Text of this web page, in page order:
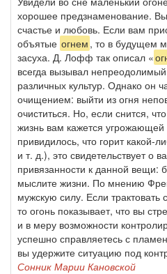
хорошее предзнаменование.
счастье и любовь. Если вам
объятые огнем , то в будущем
засуха. Д. Лофф так описал «
всегда вызывал
различных культур. Однако он
очищением: выйти из огня
очиститься. Но, если снится,
жизнь вам кажется
привидилось, что горит
и т. д.), это свидетельствует о
привязанности к данной вещи:
мыслите жизни. По мнению
мужскую силу. Если
то огонь показывает, что вы
и в меру возможности
успешно справляетесь с
вы удержите ситуацию под
Сонник Марии Кановской